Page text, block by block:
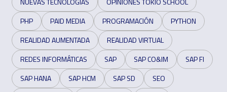
PHP
PAID MEDIA PROGRAMACIÓN
PYTHON
REALIDAD AUMENTADA
REALIDAD VIRTUAL
REDES INFORMÁTICAS
SAP SAP CO&IM
SAP FI
SAP HANA
SAP HCM SAP SD
SEO